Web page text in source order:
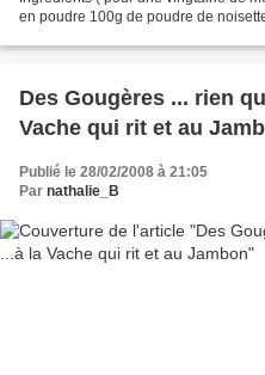
en poudre 100g de poudre de
Des Gougères ... rien
Vache qui rit et au
Publié le 28/02/2008 à 21:05
Par nathalie_B